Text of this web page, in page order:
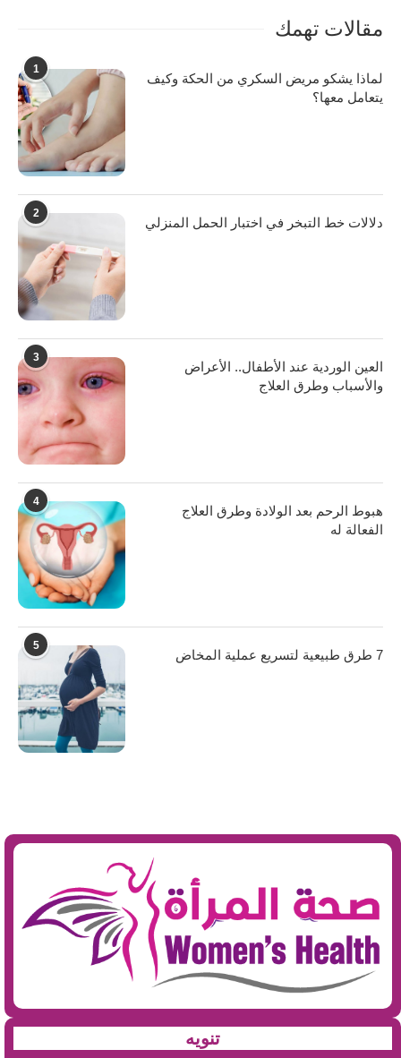
مقالات تهمك
1
لماذا يشكو مريض السكري من الحكة وكيف
يتعامل معها؟
2
دلالات خط التبخر في اختبار الحمل المنزلي
3
العين الوردية عند الأطفال.. الأعراض
والأسباب وطرق العلاج
4
هبوط الرحم بعد الولادة وطرق العلاج
الفعالة له
5
7 طرق طبيعية لتسريع عملية المخاض
تنويه